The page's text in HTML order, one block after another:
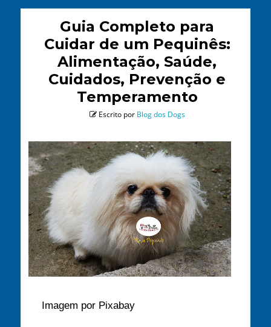
Guia Completo para
Cuidar de um Pequinês:
Alimentação, Saúde,
Cuidados, Prevenção e
Temperamento
Escrito por Blog dos Dogs
Imagem por Pixabay